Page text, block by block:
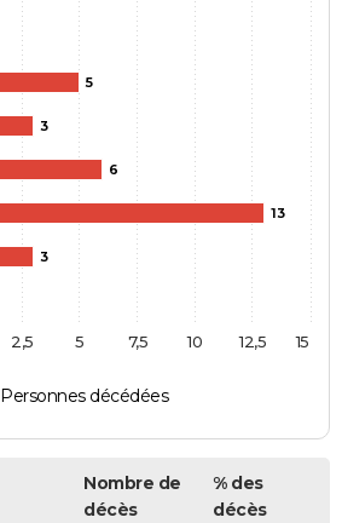
5
3
6
13
3
Personnes décédées
2,5 5 7,5 10 12,5 15
Nombre de
décès
% des
décès